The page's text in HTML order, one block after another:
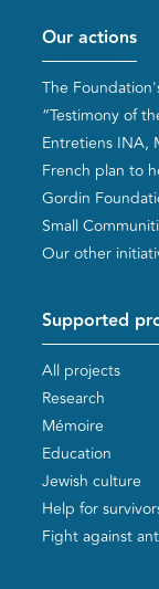
Pied de page
Our actions
The
“Testimony of
Entretiens INA,
French plan to
Gordin
Small
Our other
Supported
All projects
Research
Mémoire
Education
Jewish culture
Help for
Fight against